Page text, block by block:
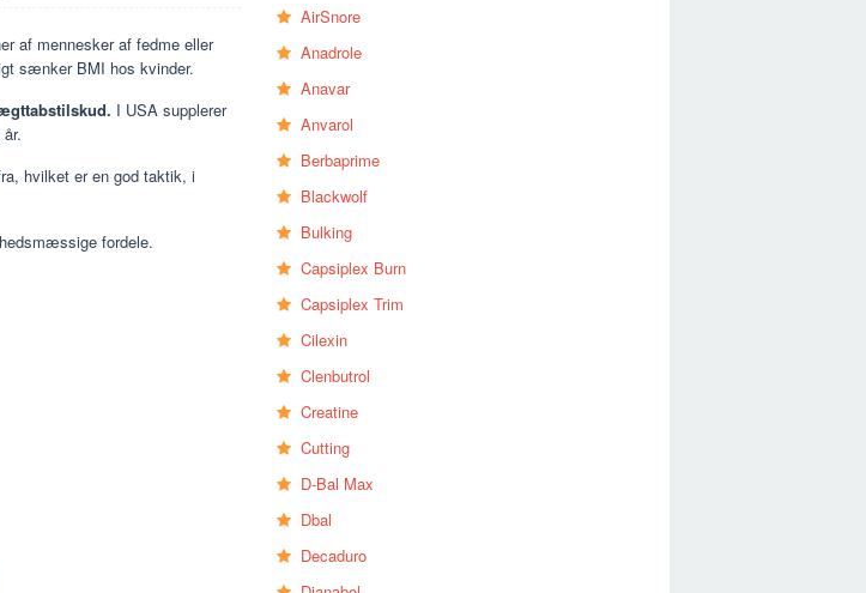
af mennesker af fedme eller
sænker BMI hos kvinder.
I USA supplerer
hvilket er en god taktik, i
fordele.
AirSnore
Anadrole
Anavar
Anvarol
Berbaprime
Blackwolf
Bulking
Capsiplex Burn
Capsiplex Trim
Cilexin
Clenbutrol
Creatine
Cutting
D-Bal Max
Dbal
Decaduro